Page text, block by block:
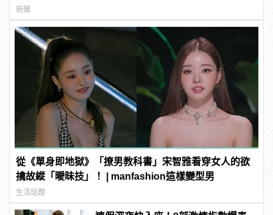
型男
新聞
從《單身即地獄》「撩男教科書」宋智雅看穿女人的欲
擒故縱「曖昧技」！ | manfashion這樣變型男
生活話題